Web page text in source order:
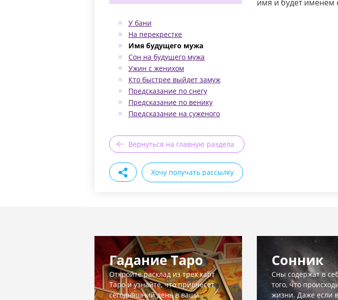
У бани
На перекрестке
Имя будущего мужа
Сон на будущего мужа
Ужин с женихом
Кто быстрее выйдет замуж
Предсказание по снегу
Предсказание по венику
Предсказание на суженого
имя и будет именем
Вернуться на главную раздела
Хочу получать рассылку
Гадание Таро
Откройте расклад из трех карт
Таро и узнайте, что привнесет
сегодняшний день в ваши
Сонник
Сны содержат в
того, что
жизни. Даже если